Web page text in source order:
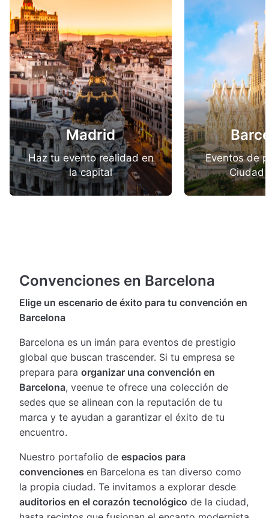
Madrid
Haz tu evento realidad en
la capital
Eventos de
Ciudad
Convenciones en Barcelona
Elige un escenario de éxito para tu convención en
Barcelona
Barcelona es un imán para eventos de prestigio
global que buscan trascender. Si tu empresa se
prepara para organizar una convención en
Barcelona, veenue te ofrece una colección de
sedes que se alinean con la reputación de tu
marca y te ayudan a garantizar el éxito de tu
encuentro.
Nuestro portafolio de espacios para
convenciones en Barcelona es tan diverso como
la propia ciudad. Te invitamos a explorar desde
auditorios en el corazón tecnológico de la ciudad,